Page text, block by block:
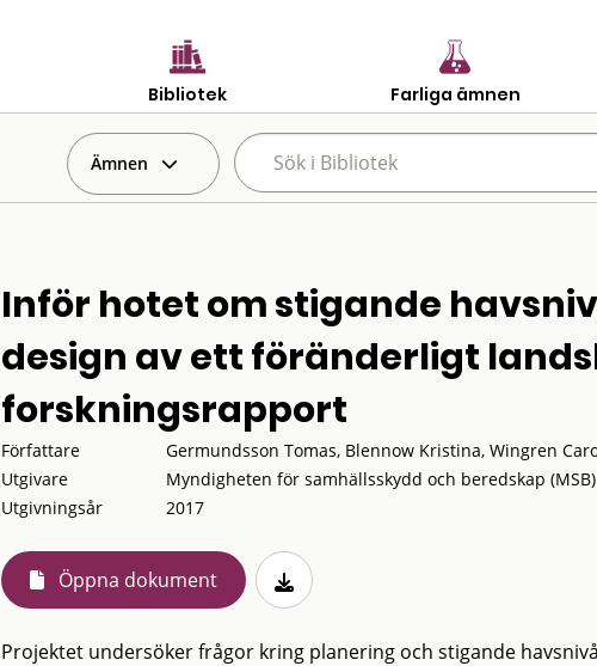
Bibliotek Farliga ämnen
Ämnen
Inför hotet om stigande
design av ett föränderligt
forskningsrapport
Författare
Germundsson Tomas, Blennow Kristina, Wingren
Utgivare
Myndigheten för samhällsskydd och beredskap (MSB)
Utgivningsår
2017
Öppna dokument
Projektet undersöker frågor kring planering och stigande